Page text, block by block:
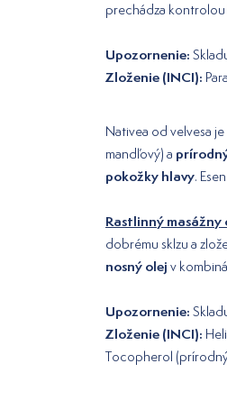
prechádza kontrolou
Upozornenie:
Zloženie (INCI):
Nativea od velvesa je
mandľový) a
pokožky hlavy.
Rastlinný
dobrému sklzu a
nosný olej v
Upozornenie:
Zloženie (INCI):
Tocopherol (prírodný